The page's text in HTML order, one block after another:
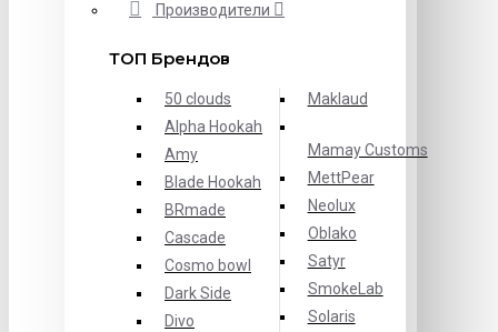
Производители
ТОП Брендов
50 clouds
Alpha Hookah
Amy
Blade Hookah
BRmade
Cascade
Cosmo bowl
Dark Side
Divo
Maklaud
Mamay Customs
MettPear
Neolux
Oblako
Satyr
SmokeLab
Solaris